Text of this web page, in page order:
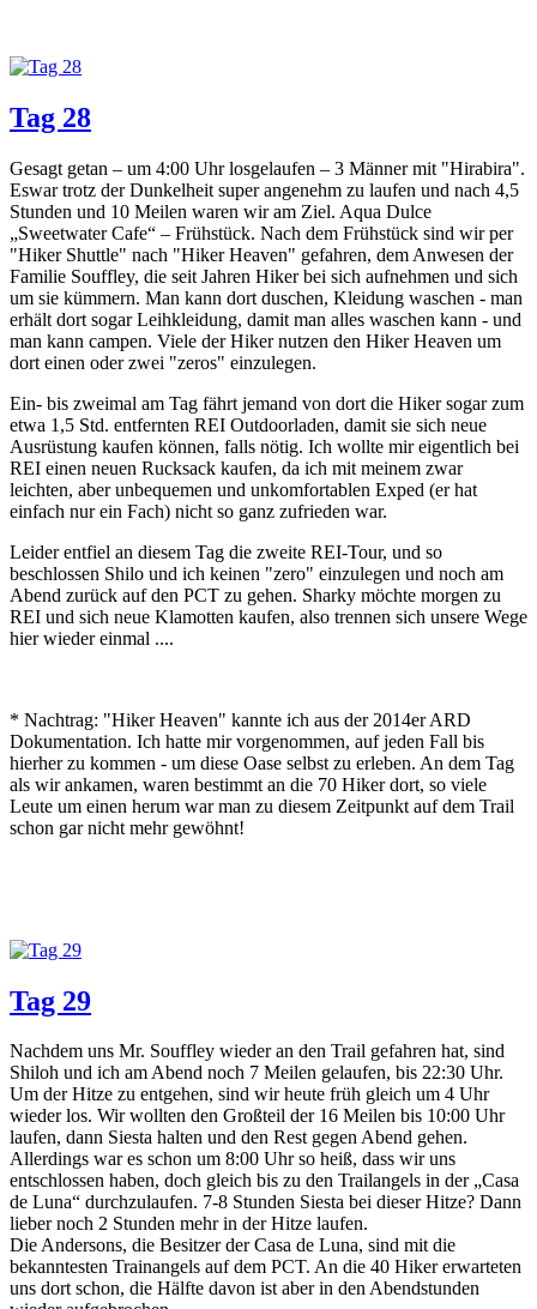
Tag 28
Gesagt getan – um 4:00 Uhr losgelaufen – 3 Männer mit "Hirabira".
Eswar trotz der Dunkelheit super angenehm zu laufen und nach 4,5
Stunden und 10 Meilen waren wir am Ziel. Aqua Dulce
„Sweetwater Cafe“ – Frühstück. Nach dem Frühstück sind wir per
"Hiker Shuttle" nach "Hiker Heaven" gefahren, dem Anwesen der
Familie Souffley, die seit Jahren Hiker bei sich aufnehmen und sich
um sie kümmern. Man kann dort duschen, Kleidung waschen - man
erhält dort sogar Leihkleidung, damit man alles waschen kann - und
man kann campen. Viele der Hiker nutzen den Hiker Heaven um
dort einen oder zwei "zeros" einzulegen.
Ein- bis zweimal am Tag fährt jemand von dort die Hiker sogar zum
etwa 1,5 Std. entfernten REI Outdoorladen, damit sie sich neue
Ausrüstung kaufen können, falls nötig. Ich wollte mir eigentlich bei
REI einen neuen Rucksack kaufen, da ich mit meinem zwar
leichten, aber unbequemen und unkomfortablen Exped (er hat
einfach nur ein Fach) nicht so ganz zufrieden war.
Leider entfiel an diesem Tag die zweite REI-Tour, und so
beschlossen Shilo und ich keinen "zero" einzulegen und noch am
Abend zurück auf den PCT zu gehen. Sharky möchte morgen zu
REI und sich neue Klamotten kaufen, also trennen sich unsere Wege
hier wieder einmal ....
* Nachtrag: "Hiker Heaven" kannte ich aus der 2014er ARD
Dokumentation. Ich hatte mir vorgenommen, auf jeden Fall bis
hierher zu kommen - um diese Oase selbst zu erleben. An dem Tag
als wir ankamen, waren bestimmt an die 70 Hiker dort, so viele
Leute um einen herum war man zu diesem Zeitpunkt auf dem Trail
schon gar nicht mehr gewöhnt!
Tag 29
Nachdem uns Mr. Souffley wieder an den Trail gefahren hat, sind
Shiloh und ich am Abend noch 7 Meilen gelaufen, bis 22:30 Uhr.
Um der Hitze zu entgehen, sind wir heute früh gleich um 4 Uhr
wieder los. Wir wollten den Großteil der 16 Meilen bis 10:00 Uhr
laufen, dann Siesta halten und den Rest gegen Abend gehen.
Allerdings war es schon um 8:00 Uhr so heiß, dass wir uns
entschlossen haben, doch gleich bis zu den Trailangels in der „Casa
de Luna“ durchzulaufen. 7-8 Stunden Siesta bei dieser Hitze? Dann
lieber noch 2 Stunden mehr in der Hitze laufen.
Die Andersons, die Besitzer der Casa de Luna, sind mit die
bekanntesten Trainangels auf dem PCT. An die 40 Hiker erwarteten
uns dort schon, die Hälfte davon ist aber in den Abendstunden